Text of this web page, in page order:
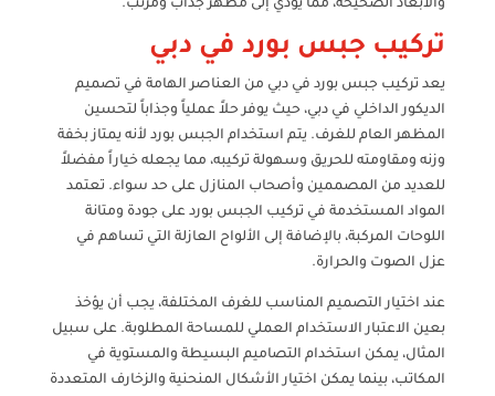
والأبعاد الصحيحة، مما يؤدي إلى مظهر جذاب ومرتب.
تركيب جبس بورد في دبي
يعد تركيب جبس بورد في دبي من العناصر الهامة في تصميم
الديكور الداخلي في دبي، حيث يوفر حلاً عملياً وجذاباً لتحسين
المظهر العام للغرف. يتم استخدام الجبس بورد لأنه يمتاز بخفة
وزنه ومقاومته للحريق وسهولة تركيبه، مما يجعله خياراً مفضلاً
للعديد من المصممين وأصحاب المنازل على حد سواء. تعتمد
المواد المستخدمة في تركيب الجبس بورد على جودة ومتانة
اللوحات المركبة، بالإضافة إلى الألواح العازلة التي تساهم في
عزل الصوت والحرارة.
عند اختيار التصميم المناسب للغرف المختلفة، يجب أن يؤخذ
بعين الاعتبار الاستخدام العملي للمساحة المطلوبة. على سبيل
المثال، يمكن استخدام التصاميم البسيطة والمستوية في
المكاتب، بينما يمكن اختيار الأشكال المنحنية والزخارف المتعددة